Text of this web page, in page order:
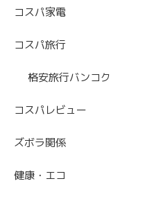
コスパ家電
コスパ旅行
格安旅行バンコク
コスパレビュー
ズボラ関係
健康・エコ